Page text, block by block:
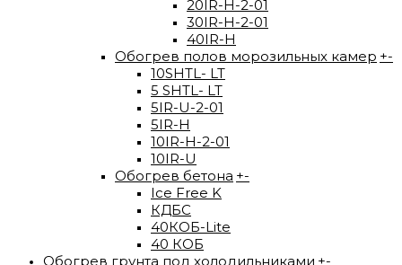
20IR-H-2-01
30IR-H-2-01
40IR-H
Обогрев полов морозильных камер +-
10SHTL- LT
5 SHTL- LT
5IR-U-2-01
5IR-H
10IR-H-2-01
10IR-U
Обогрев бетона +-
Ice Free K
КДБС
40КОБ-Lite
40 КОБ
Обогрев грунта под холодильниками +-